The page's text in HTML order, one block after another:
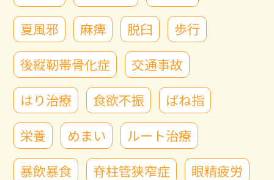
夏風邪
麻痺 脱臼
歩行
後縦靭帯骨化症
交通事故
はり治療
食欲不振
ばね指
栄養
めまい
ルート治療
暴飲暴食
脊柱管狭窄症
眼精疲労